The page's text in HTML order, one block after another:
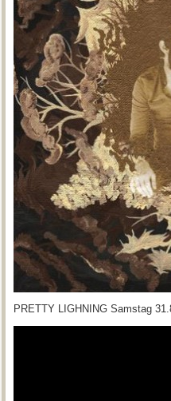
PRETTY LIGHNING Samstag